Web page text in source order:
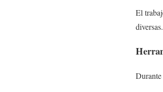
El
diversas.